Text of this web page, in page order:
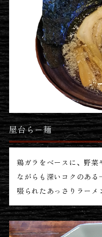
屋台らー麺
鶏ガラをベースに、野菜
ながらも深いコクのあ
啜られたあっさりラーメ